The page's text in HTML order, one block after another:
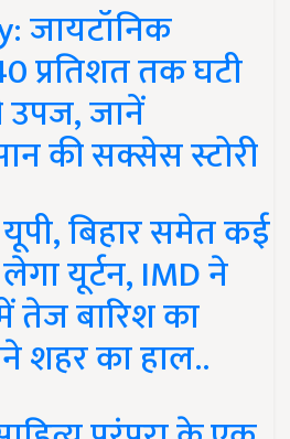
जायटॉनिक
प्रतिशत तक घटी
जानें
की सक्सेस स्टोरी
बिहार समेत कई
यूर्टन, IMD ने
तेज बारिश का
शहर का हाल..